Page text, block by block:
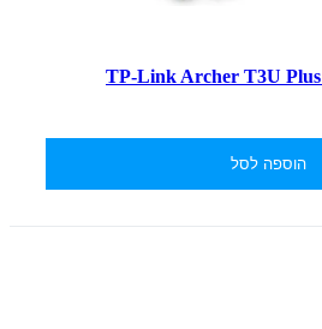
כרטיס רשת(נטסטיק) - TP-Link Archer T3U Plus
הוספה לסל